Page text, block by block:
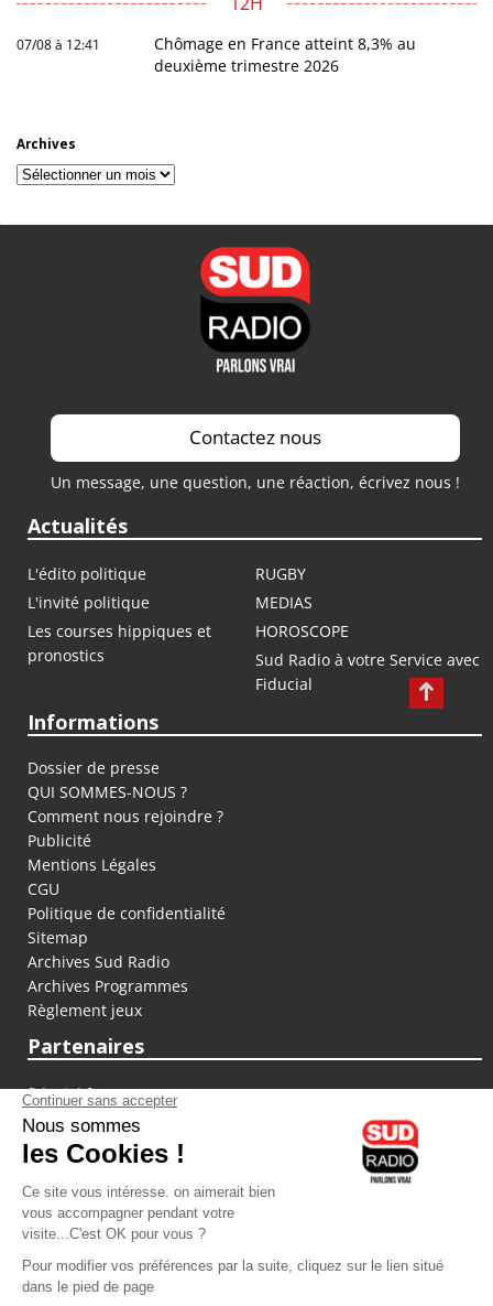
07/08 à 12:41
Chômage en France atteint 8,3% au
deuxième trimestre 2026
Archives
Archives
Contactez nous
Un message, une question, une réaction, écrivez nous !
Actualités
L'édito politique
RUGBY
L'invité politique
MEDIAS
Les courses hippiques et
pronostics
HOROSCOPE
Sud Radio à votre Service avec
Fiducial
Informations
Dossier de presse
QUI SOMMES-NOUS ?
Comment nous rejoindre ?
Publicité
Mentions Légales
CGU
Politique de confidentialité
Sitemap
Archives Sud Radio
Archives Programmes
Règlement jeux
Partenaires
fiducial.fr
lyoncapitale.fr
olympique-et-lyonnais.com
L'application Iphone / Android
Téléchargez l'application